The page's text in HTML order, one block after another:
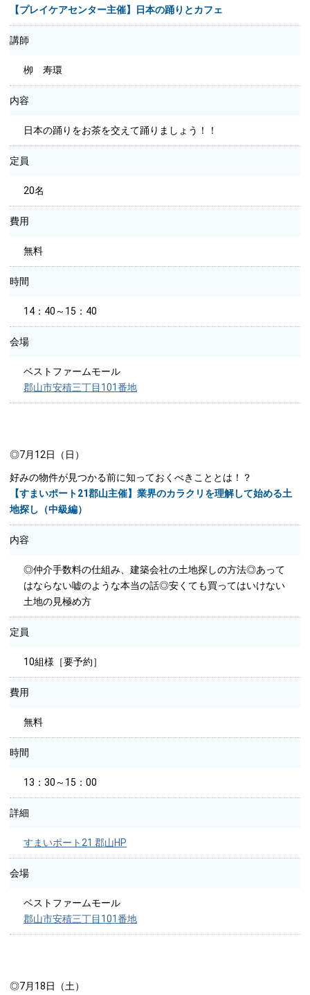
【プレイケアセンター主催】日本の踊りとカフェ
講師
栁 寿環
内容
日本の踊りをお茶を交えて踊りましょう！！
定員
20名
費用
無料
時間
14：40～15：40
会場
ベストファームモール
郡山市安積三丁目101番地
◎7月12日（日）
好みの物件が見つかる前に知っておくべきこととは！？
【すまいポート21郡山主催】業界のカラクリを理解して始める土
地探し（中級編）
内容
◎仲介手数料の仕組み、建築会社の土地探しの方法◎あって
はならない嘘のような本当の話◎安くても買ってはいけない
土地の見極め方
定員
10組様［要予約］
費用
無料
時間
13：30～15：00
詳細
すまいポート21 郡山HP
会場
ベストファームモール
郡山市安積三丁目101番地
◎7月18日（土）